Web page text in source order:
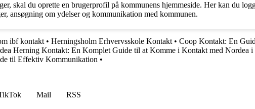
skal du oprette en brugerprofil på kommunens hjemmeside. Her kan du
ansøgning om ydelser og kommunikation med kommunen.
ibf kontakt • Herningsholm Erhvervsskole Kontakt • Coop Kontakt: En
Herning Kontakt: En Komplet Guide til at Komme i Kontakt med Nordea
til Effektiv Kommunikation •
Mail
RSS